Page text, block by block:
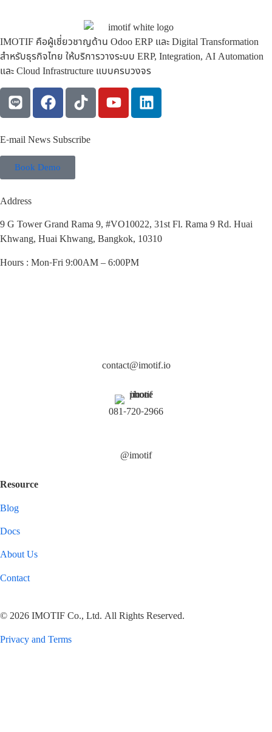
IMOTIF คือผู้เชี่ยวชาญด้าน Odoo ERP และ Digital Transformation
สำหรับธุรกิจไทย ให้บริการวางระบบ ERP, Integration, AI Automation
และ Cloud Infrastructure แบบครบวงจร
E-mail News Subscribe
Book Demo
Address
9 G Tower Grand Rama 9, #VO10022, 31st Fl. Rama 9 Rd. Huai
Khwang, Huai Khwang, Bangkok, 10310
Hours : Mon-Fri 9:00AM – 6:00PM
contact@imotif.io
081-720-2966
@imotif
Resource
Blog
Docs
About Us
Contact
© 2026 IMOTIF Co., Ltd. All Rights Reserved.
Privacy and Terms